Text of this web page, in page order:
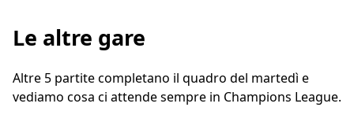
Le altre gare
Altre 5 partite completano il quadro del martedì e
vediamo cosa ci attende sempre in Champions League.